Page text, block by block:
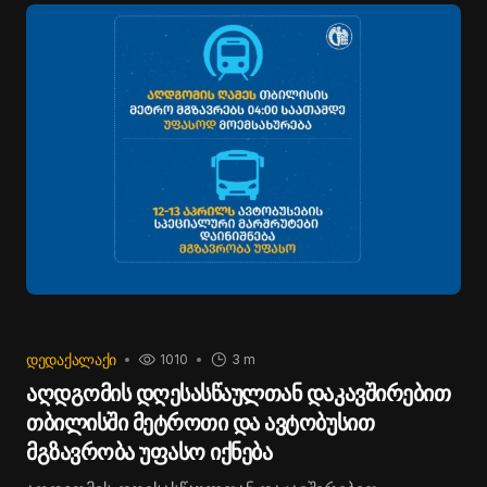
ᲓᲔᲓᲐᲥᲐᲚᲐᲥᲘ 3 m
1010
აღდგომის დღესასწაულთან დაკავშირებით
თბილისში მეტროთი და ავტობუსით
მგზავრობა უფასო იქნება